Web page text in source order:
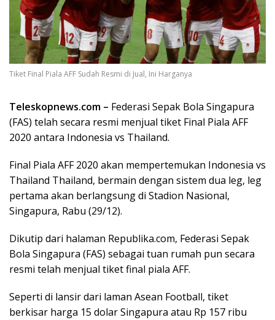
Tiket Final Piala AFF Sudah Resmi di Jual, Ini Harganya
Teleskopnews.com – Federasi Sepak Bola Singapura
(FAS) telah secara resmi menjual tiket Final Piala AFF
2020 antara Indonesia vs Thailand.
Final Piala AFF 2020 akan mempertemukan Indonesia vs
Thailand Thailand, bermain dengan sistem dua leg, leg
pertama akan berlangsung di Stadion Nasional,
Singapura, Rabu (29/12).
Dikutip dari halaman Republika.com, Federasi Sepak
Bola Singapura (FAS) sebagai tuan rumah pun secara
resmi telah menjual tiket final piala AFF.
Seperti di lansir dari laman Asean Football, tiket
berkisar harga 15 dolar Singapura atau Rp 157 ribu